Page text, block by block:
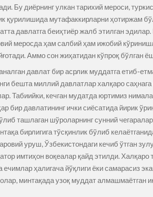
Бу диёрнинг улкан тарихий мероси,
қурилишида мутафаккирларни ҳотиржам
давлатга беиҳтиёр жалб этилган
меросда ҳам салбий ҳам ижобий
Аммо сон жиҳатидан кўпроқ бўлган
давлат бир асрлик муддатга етиб-
бешта миллий давлатлар халқаро
Табиийки, кечган мудатда юртимиз
бир давлатининг ички сиёсатида йирик
ташлаган шўроларнинг сунний
бирлигига тўсқинлик бўлиб
уруш, Ўзбекистондаги кечиб ўтган
имтиҳон воқеалар қайд этилди.
ҳалигача йўқлиги ёки самарасиз
минтақада узоқ муддат алмашмаётган